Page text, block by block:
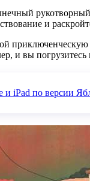
и
и вы
и iPad по версии